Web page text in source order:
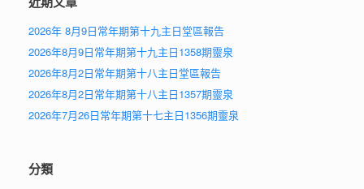
2026年 8月9日常年期第十九主日堂區報告
2026年8月9日常年期第十九主日1358期靈泉
2026年8月2日常年期第十八主日堂區報告
2026年8月2日常年期第十八主日1357期靈泉
2026年7月26日常年期第十七主日1356期靈泉
分類